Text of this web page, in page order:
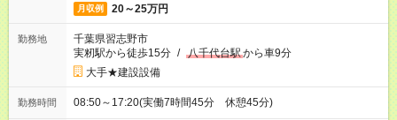
月収例 20～25万円
勤務地
千葉県習志野市
実籾駅から徒歩15分 / 八千代台駅から車9分
大手★建設設備
勤務時間 08:50～17:20(実働7時間45分 休憩45分)